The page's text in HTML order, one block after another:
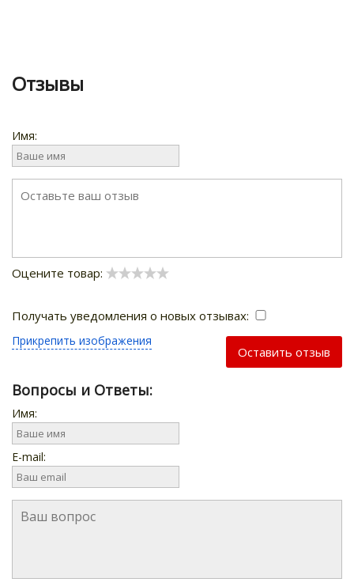
Отзывы
Имя:
Оцените товар:
Получать уведомления о новых отзывах:
Прикрепить изображения
Оставить отзыв
Вопросы и Ответы:
Имя:
E-mail: